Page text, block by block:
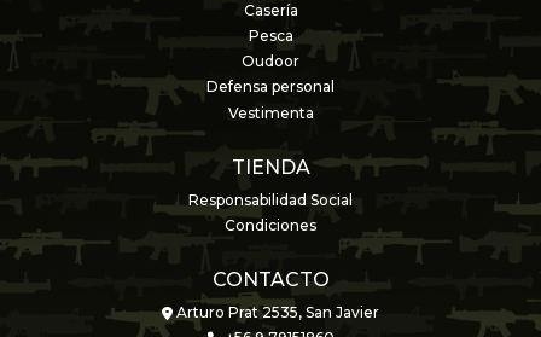
Casería
Pesca
Oudoor
Defensa personal
Vestimenta
TIENDA
Responsabilidad Social
Condiciones
CONTACTO
Arturo Prat 2535, San Javier